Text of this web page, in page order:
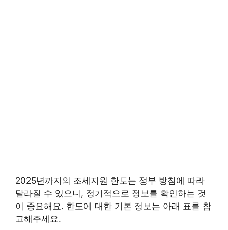
2025년까지의 조세지원 한도는 정부 방침에 따라
달라질 수 있으니, 정기적으로 정보를 확인하는 것
이 중요해요. 한도에 대한 기본 정보는 아래 표를 참
고해주세요.